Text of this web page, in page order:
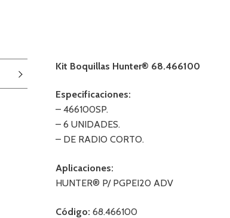
Kit Boquillas Hunter® 68.466100
Especificaciones:
– 466100SP.
– 6 UNIDADES.
– DE RADIO CORTO.
Aplicaciones:
HUNTER® P/ PGPEI20 ADV
Código: 68.466100